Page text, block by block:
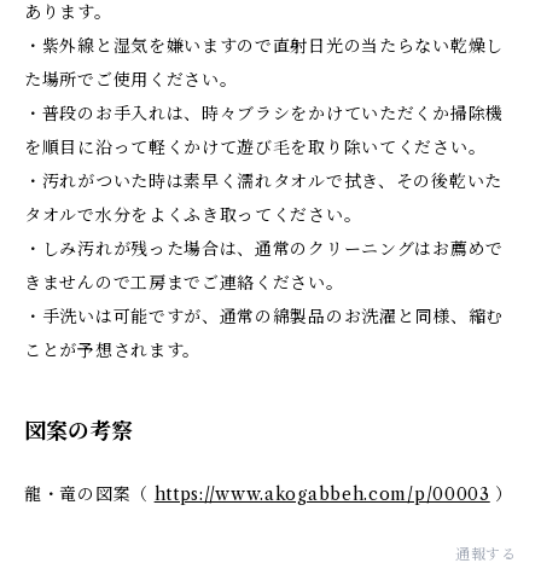
あります。
・紫外線と湿気を嫌いますので直射日光の当たらない乾燥し
た場所でご使用ください。
・普段のお手入れは、時々ブラシをかけていただくか掃除機
を順目に沿って軽くかけて遊び毛を取り除いてください。
・汚れがついた時は素早く濡れタオルで拭き、その後乾いた
タオルで水分をよくふき取ってください。
・しみ汚れが残った場合は、通常のクリーニングはお薦めで
きませんので工房までご連絡ください。
・手洗いは可能ですが、通常の綿製品のお洗濯と同様、縮む
ことが予想されます。
図案の考察
龍・竜の図案（ https://www.akogabbeh.com/p/00003 ）
通報する